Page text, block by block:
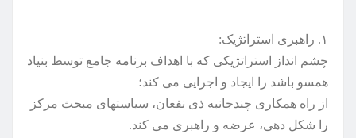
۱. راهبری استراتژیک:
چشم انداز استراتژیکی که با اهداف برنامه جامع توسط بنیاد
همسو باشد را ایجاد و اجرایی می کند؛
از راه همکاری چندجانبه ذی نفعان، سیاستهای مبحث مرکز
را شکل دهی، عرضه و راهبری می کند.